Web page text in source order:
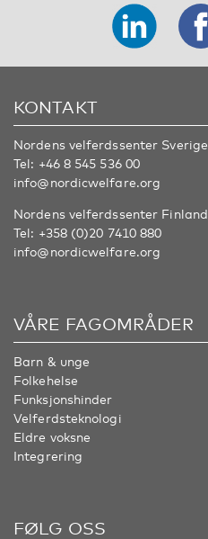
KONTAKT
Nordens velferdssenter Sverige
Tel: +46 8 545 536 00
info@nordicwelfare.org
Nordens velferdssenter Finland
Tel: +358 (0)20 7410 880
info@nordicwelfare.org
VÅRE FAGOMRÅDER
Barn & unge
Folkehelse
Funksjonshinder
Velferdsteknologi
Eldre voksne
Integrering
FØLG OSS